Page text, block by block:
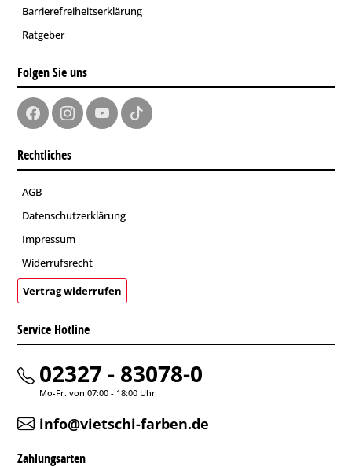
Barrierefreiheitserklärung
Ratgeber
Folgen Sie uns
Rechtliches
AGB
Datenschutzerklärung
Impressum
Widerrufsrecht
Vertrag widerrufen
Service Hotline
02327 - 83078-0
Mo-Fr. von 07:00 - 18:00 Uhr
info@vietschi-farben.de
Zahlungsarten